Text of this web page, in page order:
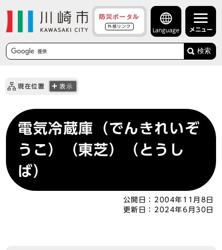
防災ポータル
外部リンク
Language メニュー
検索
現在位置 表示
電気冷蔵庫（でんきれいぞ
うこ）（東芝）（とうし
ば）
公開日： 2004年11月8日
更新日： 2024年6月30日